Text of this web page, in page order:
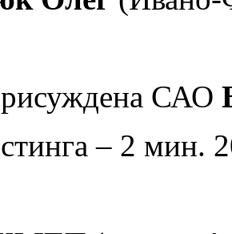
САО
– 2 мин.